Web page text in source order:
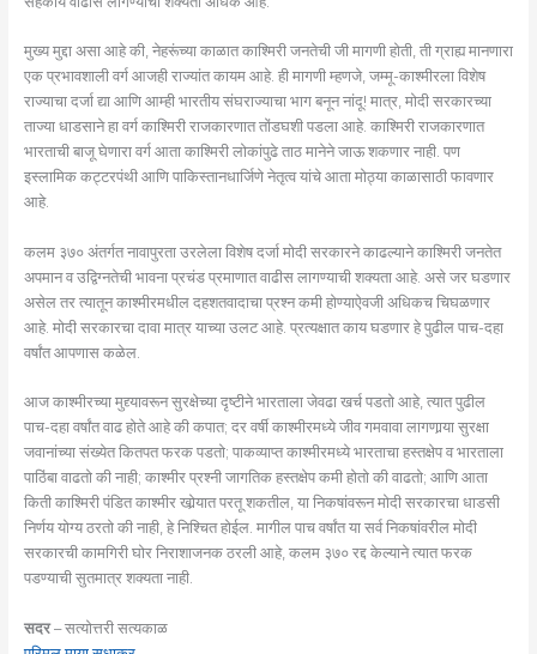
मुख्य मुद्दा असा आहे की, नेहरूंच्या काळात काश्मिरी जनतेची जी मागणी होती, ती ग्राह्य मानणारा
एक प्रभावशाली वर्ग आजही राज्यांत कायम आहे. ही मागणी म्हणजे, जम्मू-काश्मीरला विशेष
राज्याचा दर्जा द्या आणि आम्ही भारतीय संघराज्याचा भाग बनून नांदू! मात्र, मोदी सरकारच्या
ताज्या धाडसाने हा वर्ग काश्मिरी राजकारणात तोंडघशी पडला आहे. काश्मिरी राजकारणात
भारताची बाजू घेणारा वर्ग आता काश्मिरी लोकांपुढे ताठ मानेने जाऊ शकणार नाही. पण
इस्लामिक कट्टरपंथी आणि पाकिस्तानधार्जिणे नेतृत्व यांचे आता मोठ्या काळासाठी फावणार
आहे.
कलम ३७० अंतर्गत नावापुरता उरलेला विशेष दर्जा मोदी सरकारने काढल्याने काश्मिरी जनतेत
अपमान व उद्विग्नतेची भावना प्रचंड प्रमाणात वाढीस लागण्याची शक्यता आहे. असे जर घडणार
असेल तर त्यातून काश्मीरमधील दहशतवादाचा प्रश्न कमी होण्याऐवजी अधिकच चिघळणार
आहे. मोदी सरकारचा दावा मात्र याच्या उलट आहे. प्रत्यक्षात काय घडणार हे पुढील पाच-दहा
वर्षांत आपणास कळेल.
आज काश्मीरच्या मुद्द्यावरून सुरक्षेच्या दृष्टीने भारताला जेवढा खर्च पडतो आहे, त्यात पुढील
पाच-दहा वर्षांत वाढ होते आहे की कपात; दर वर्षी काश्मीरमध्ये जीव गमवावा लागणार्‍या सुरक्षा
जवानांच्या संख्येत कितपत फरक पडतो; पाकव्याप्त काश्मीरमध्ये भारताचा हस्तक्षेप व भारताला
पाठिंबा वाढतो की नाही; काश्मीर प्रश्नी जागतिक हस्तक्षेप कमी होतो की वाढतो; आणि आता
किती काश्मिरी पंडित काश्मीर खोर्‍यात परतू शकतील, या निकषांवरून मोदी सरकारचा धाडसी
निर्णय योग्य ठरतो की नाही, हे निश्चित होईल. मागील पाच वर्षांत या सर्व निकषांवरील मोदी
सरकारची कामगिरी घोर निराशाजनक ठरली आहे, कलम ३७० रद्द केल्याने त्यात फरक
पडण्याची सुतमात्र शक्यता नाही.
सदर– सत्योत्तरी सत्यकाळ